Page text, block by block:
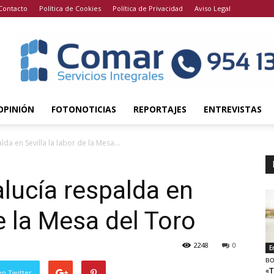
Política de Cookies Política de Privacidad Aviso Legal
FOTONOTICIAS REPORTAJES ENTREVISTAS
en Sevilla la labor de la Mesa...
respalda en
la Mesa del Toro
0
2248